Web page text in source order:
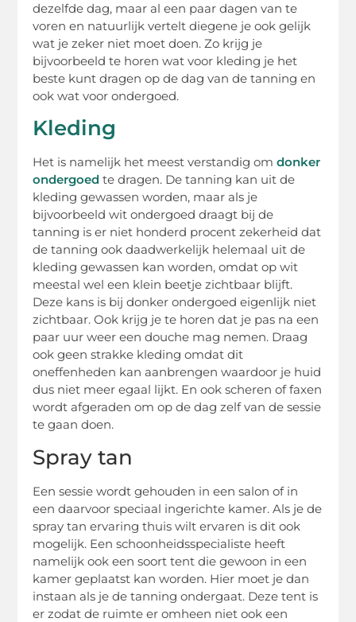
dezelfde dag, maar al een paar dagen van te
voren en natuurlijk vertelt diegene je ook gelijk
wat je zeker niet moet doen. Zo krijg je
bijvoorbeeld te horen wat voor kleding je het
beste kunt dragen op de dag van de tanning en
ook wat voor ondergoed.
Kleding
Het is namelijk het meest verstandig omdonker
ondergoedte dragen. De tanning kan uit de
kleding gewassen worden, maar als je
bijvoorbeeld wit ondergoed draagt bij de
tanning is er niet honderd procent zekerheid dat
de tanning ook daadwerkelijk helemaal uit de
kleding gewassen kan worden, omdat op wit
meestal wel een klein beetje zichtbaar blijft.
Deze kans is bij donker ondergoed eigenlijk niet
zichtbaar. Ook krijg je te horen dat je pas na een
paar uur weer een douche mag nemen. Draag
ook geen strakke kleding omdat dit
oneffenheden kan aanbrengen waardoor je huid
dus niet meer egaal lijkt. En ook scheren of faxen
wordt afgeraden om op de dag zelf van de sessie
te gaan doen.
Spray tan
Een sessie wordt gehouden in een salon of in
een daarvoor speciaal ingerichte kamer. Als je de
spray tan ervaring thuis wilt ervaren is dit ook
mogelijk. Een schoonheidsspecialiste heeft
namelijk ook een soort tent die gewoon in een
kamer geplaatst kan worden. Hier moet je dan
instaan als je de tanning ondergaat. Deze tent is
er zodat de ruimte er omheen niet ook een